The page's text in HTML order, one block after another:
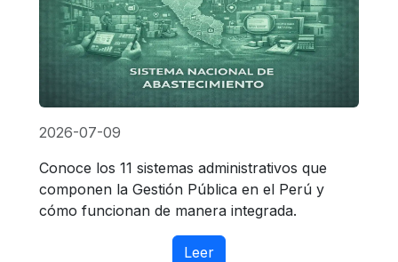
2026-07-09
Conoce los 11 sistemas administrativos que
componen la Gestión Pública en el Perú y
cómo funcionan de manera integrada.
Leer